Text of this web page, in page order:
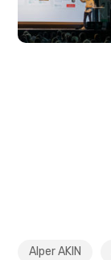
Alper AKIN